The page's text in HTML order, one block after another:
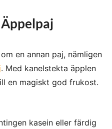
Äppelpaj
en annan paj, nämligen
. Med kanelstekta äpplen
en magiskt god frukost.
kasein eller färdig